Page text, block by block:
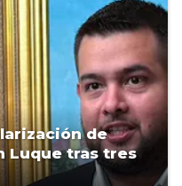
de
Luque tras tres